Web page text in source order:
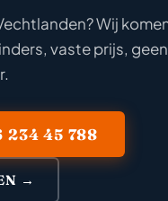
Wij
vaste prijs,
234 45 788
→